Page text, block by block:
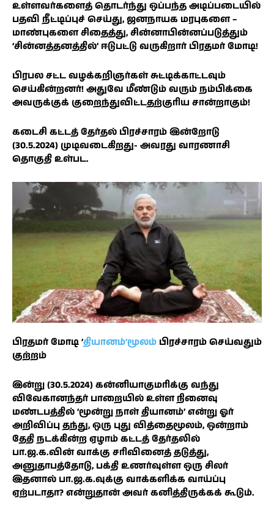
உள்ளவர்களைத் தொடர்ந்து ஒப்பந்த அடிப்படையில்
பதவி நீட்டிப்புச் செய்து, ஜனநாயக மரபுகளை –
மாண்புகளை சிதைத்து, சின்னாபின்னப்படுத்தும்
‘சின்னத்தனத்தில்’ ஈடுபட்டு வருகிறார் பிரதமர் மோடி!
பிரபல சட்ட வழக்கறிஞர்கள் சுட்டிக்காட்டவும்
செய்கின்றனர்! அதுவே மீண்டும் வரும் நம்பிக்கை
அவருக்குக் குறைந்துவிட்டதற்குரிய சான்றாகும்!
கடைசி கட்டத் தேர்தல் பிரச்சாரம் இன்றோடு
(30.5.2024) முடிவடைகிறது- அவரது வாரணாசி
தொகுதி உள்பட.
பிரதமர் மோடி ‘தியானம்’மூலம் பிரச்சாரம் செய்வதும்
குற்றம்
இன்று (30.5.2024) கன்னியாகுமரிக்கு வந்து
விவேகானந்தர் பாறையில் உள்ள நினைவு
மண்டபத்தில் ‘மூன்று நாள் தியானம்’ என்று ஓர்
அறிவிப்பு தந்து, ஒரு புது வித்தைமூலம், ஒன்றாம்
தேதி நடக்கின்ற ஏழாம் கட்டத் தேர்தலில்
பா.ஜ.க.வின் வாக்கு சரிவினைத் தடுத்து,
அனுதாபத்தோடு, பக்தி உணர்வுள்ள ஒரு சிலர்
இதனால் பா.ஜ.க.வுக்கு வாக்களிக்க வாய்ப்பு
ஏற்படாதா? என்றுதான் அவர் கனித்திருக்கக் கூடும்.